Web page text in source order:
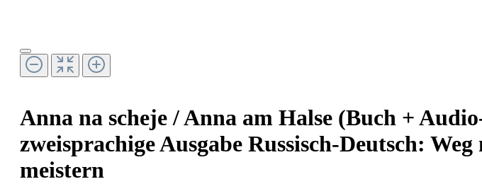
Anna na scheje / Anna am Halse (Buch +
zweisprachige Ausgabe Russisch-Deutsch:
meistern